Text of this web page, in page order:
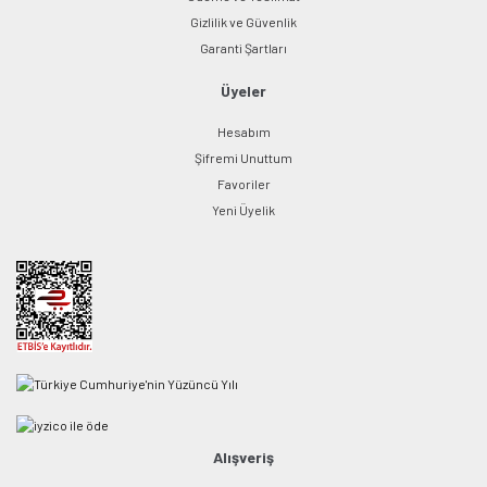
Gizlilik ve Güvenlik
Garanti Şartları
Üyeler
Hesabım
Şifremi Unuttum
Favoriler
Yeni Üyelik
Alışveriş